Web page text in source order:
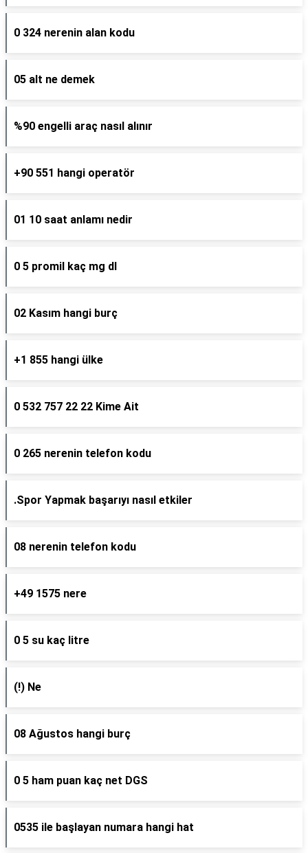
0 324 nerenin alan kodu
05 alt ne demek
%90 engelli araç nasıl alınır
+90 551 hangi operatör
01 10 saat anlamı nedir
0 5 promil kaç mg dl
02 Kasım hangi burç
+1 855 hangi ülke
0 532 757 22 22 Kime Ait
0 265 nerenin telefon kodu
.Spor Yapmak başarıyı nasıl etkiler
08 nerenin telefon kodu
+49 1575 nere
0 5 su kaç litre
(!) Ne
08 Ağustos hangi burç
0 5 ham puan kaç net DGS
0535 ile başlayan numara hangi hat